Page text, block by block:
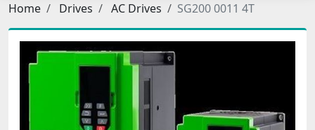
Home Drives AC Drives SG200 0011 4T